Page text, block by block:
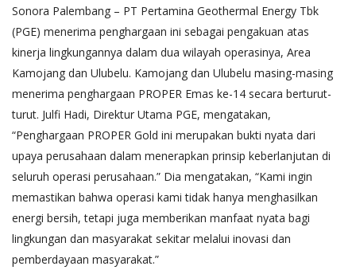
Sonora Palembang – PT Pertamina Geothermal Energy Tbk
(PGE) menerima penghargaan ini sebagai pengakuan atas
kinerja lingkungannya dalam dua wilayah operasinya, Area
Kamojang dan Ulubelu. Kamojang dan Ulubelu masing-masing
menerima penghargaan PROPER Emas ke-14 secara berturut-
turut. Julfi Hadi, Direktur Utama PGE, mengatakan,
“Penghargaan PROPER Gold ini merupakan bukti nyata dari
upaya perusahaan dalam menerapkan prinsip keberlanjutan di
seluruh operasi perusahaan.” Dia mengatakan, “Kami ingin
memastikan bahwa operasi kami tidak hanya menghasilkan
energi bersih, tetapi juga memberikan manfaat nyata bagi
lingkungan dan masyarakat sekitar melalui inovasi dan
pemberdayaan masyarakat.”